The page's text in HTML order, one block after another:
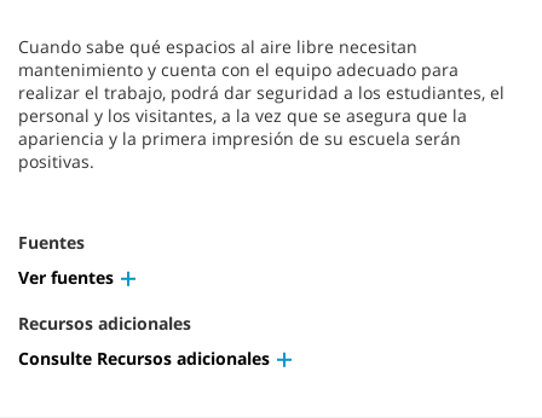
Cuando sabe qué espacios al aire libre necesitan
mantenimiento y cuenta con el equipo adecuado para
realizar el trabajo, podrá dar seguridad a los estudiantes, el
personal y los visitantes, a la vez que se asegura que la
apariencia y la primera impresión de su escuela serán
positivas.
Fuentes
Ver fuentes
Recursos adicionales
Consulte Recursos adicionales